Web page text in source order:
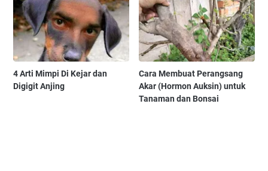
4 Arti Mimpi Di Kejar dan
Digigit Anjing
Cara Membuat Perangsang
Akar (Hormon Auksin) untuk
Tanaman dan Bonsai